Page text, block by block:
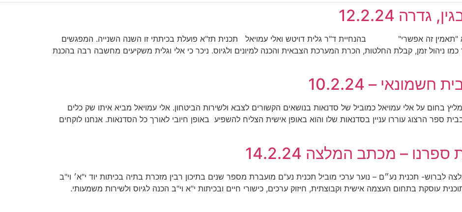
12.2.24
"תאמין זה אפשרי" בהנחיית ד"ר גלית דויטש ואלי עמויאל תכנית תז"א פועלת בכיתתי זו השנה השנייה. המפגשים
ניהול זמן, קבלת החלטות, הכרת המערכת הצבאית והכנה למיונים ולגיוס. ניכר כי אלי וגלית משקיעים מחשבה רבה בהכנת
– 10.2.24
בחום על אלי עמויאל כמוביל של סדנאות בנושאים הקשורים לצבא ולשירות הביטחון. אלי עמויאל מביא איתו שק כלים
הרצוג עוררו עניין בסדנאות שלו והוא באופן אישית הצליח להשפיע באופן חיובי לאורך כל הסדנאות. אנחנו לוקחים
– מכתב המלצה 14.2.24
‏14 פברואר 2024 הנדון המלצה לברוש- תכנית נע״ם – נוער ערכי מוביל תכנית נע"ם מועברת מספר שנים בתיכון רבין מזכרת בתיה בכיתות יוד י"א׳ וי"ב
עוסקת בתחום העצמה אישית וקבוצתית, חיזוק ערכים, כישורי חיים ובכיתות י"א וי"ב הכנה לגיוס ולשירות משמעותי.